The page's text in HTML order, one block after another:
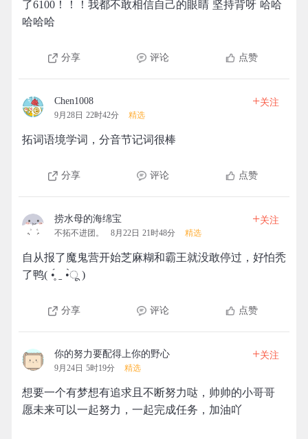
了6100！！！我都不敢相信自己的眼睛 坚持背呀 哈哈
哈哈哈
分享 评论 点赞
Chen1008
9月28日 22时42分 精选
+关注
拓词语境学词，分音节记词很棒
分享 评论 点赞
捞水母的海绵宝
不拓不进团。 8月22日 21时48分 精选
+关注
自从报了魔鬼营开始芝麻糊和霸王就没敢停过，好怕秃
了鸭( •̥́ ˍ •̀ू )
分享 评论 点赞
你的努力要配得上你的野心
9月24日 5时19分 精选
+关注
想要一个有梦想有追求且不断努力哒，帅帅的小哥哥
愿未来可以一起努力，一起完成任务，加油吖